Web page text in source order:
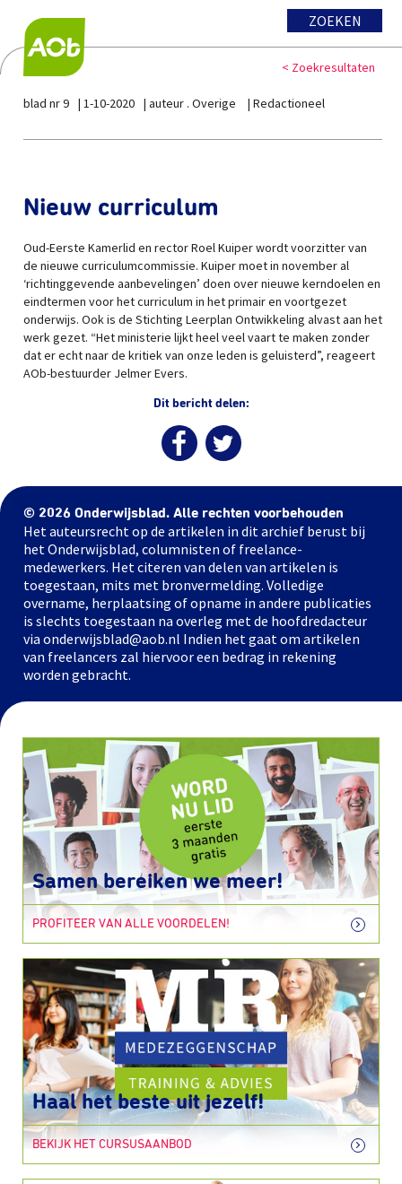
ZOEKEN
< Zoekresultaten
blad nr 9 1-10-2020 auteur . Overige Redactioneel
Nieuw curriculum
Oud-Eerste Kamerlid en rector Roel Kuiper wordt voorzitter van
de nieuwe curriculumcommissie. Kuiper moet in november al
‘richtinggevende aanbevelingen’ doen over nieuwe kerndoelen en
eindtermen voor het curriculum in het primair en voortgezet
onderwijs. Ook is de Stichting Leerplan Ontwikkeling alvast aan het
werk gezet. “Het ministerie lijkt heel veel vaart te maken zonder
dat er echt naar de kritiek van onze leden is geluisterd”, reageert
AOb-bestuurder Jelmer Evers.
Dit bericht delen:
© 2026 Onderwijsblad. Alle rechten voorbehouden
Het auteursrecht op de artikelen in dit archief berust bij
het Onderwijsblad, columnisten of freelance-
medewerkers. Het citeren van delen van artikelen is
toegestaan, mits met bronvermelding. Volledige
overname, herplaatsing of opname in andere publicaties
is slechts toegestaan na overleg met de hoofdredacteur
via onderwijsblad@aob.nl Indien het gaat om artikelen
van freelancers zal hiervoor een bedrag in rekening
worden gebracht.
Samen bereiken we meer!
PROFITEER VAN ALLE VOORDELEN!
Haal het beste uit jezelf!
BEKIJK HET CURSUSAANBOD